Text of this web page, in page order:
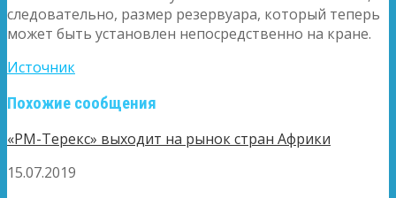
следовательно, размер резервуара, который теперь
может быть установлен непосредственно на кране.
Источник
Похожие сообщения
«РМ-Терекс» выходит на рынок стран Африки
15.07.2019